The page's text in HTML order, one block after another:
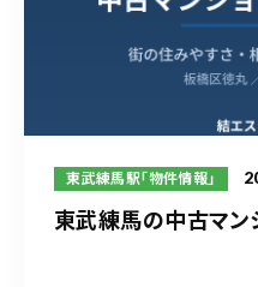
東武練馬駅「物件情報」
東武練馬の中古マン